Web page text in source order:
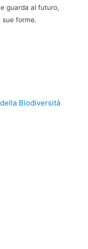
guarda al futuro,
forme.
Biodiversità